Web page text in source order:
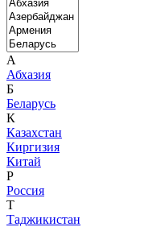
А
Абхазия
Б
Беларусь
К
Казахстан
Киргизия
Китай
Р
Россия
Т
Таджикистан